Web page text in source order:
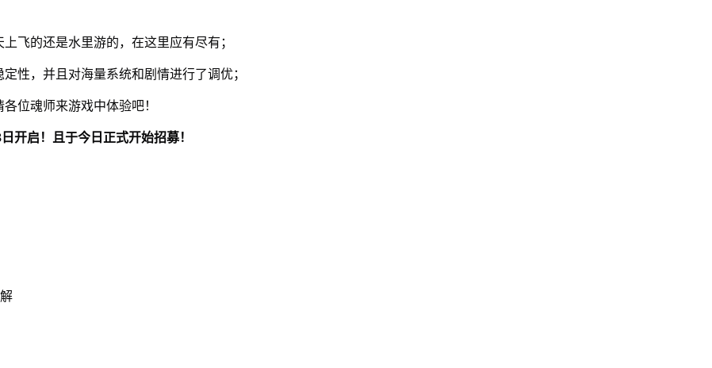
飞的还是水里游的，在这里应有尽有；
性，并且对海量系统和剧情进行了调优；
位魂师来游戏中体验吧！
开启！且于今日正式开始招募！